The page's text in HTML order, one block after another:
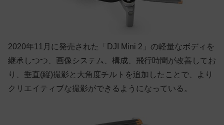
2020年11月に発売された「DJI Mini 2」の軽量なボディを
継承しつつ、画像システム、構成、飛行時間が改善してお
り、垂直(縦)撮影と大角度チルトを追加したことで、より
クリエイティブな撮影ができるようになっている。